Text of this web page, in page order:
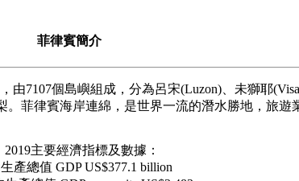
菲律賓簡介
個島嶼組成，分為呂宋(Luzon)、未獅耶
菲律賓海岸連綿，是世界一流的潛水勝地，旅遊
主要經濟指標及數據：
總值 GDP US$377.1 billion